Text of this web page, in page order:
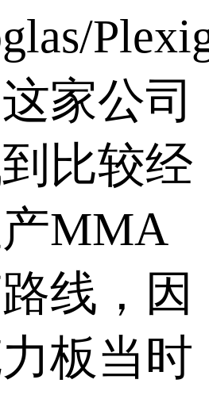
家公司
比较经
MMA
线，因
板当时